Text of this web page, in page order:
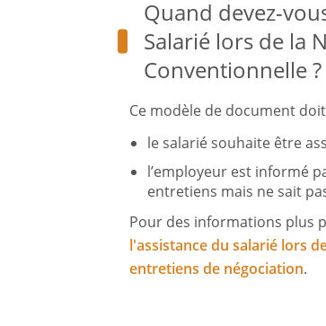
Quand devez-
Salarié lors de la
Conventionnelle ?
Ce modèle de document
le salarié souhaite être
l’employeur est informé
entretiens mais ne sait
Pour des informations plus
l'assistance du salarié lors
entretiens de négociation.